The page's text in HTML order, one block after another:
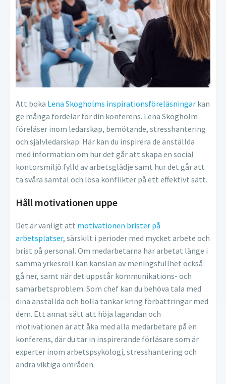
Att boka Lena Skogholms inspirationsföreläsningar kan
ge många fördelar för din konferens. Lena Skogholm
föreläser inom ledarskap, bemötande, stresshantering
och självledarskap. Här kan du inspirera de anställda
med information om hur det går att skapa en social
kontorsmiljö fylld av arbetsglädje samt hur det går att
ta svåra samtal och lösa konflikter på ett effektivt sätt.
Håll motivationen uppe
Det är vanligt att motivationen brister på
arbetsplatser, särskilt i perioder med mycket arbete och
brist på personal. Om medarbetarna har arbetat länge i
samma yrkesroll kan känslan av meningsfullhet också
gå ner, samt när det uppstår kommunikations- och
samarbetsproblem. Som chef kan du behöva tala med
dina anställda och bolla tankar kring förbättringar med
dem. Ett annat sätt att höja lagandan och
motivationen är att åka med alla medarbetare på en
konferens, där du tar in inspirerande förläsare som är
experter inom arbetspsykologi, stresshantering och
andra viktiga områden.